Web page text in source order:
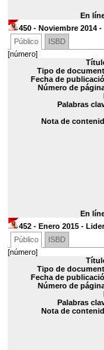
En
450 - Noviembre 2014
Público
ISBD
[número]
Tipo de
Fecha de
Número de
Palabras
Nota de
En
452 - Enero 2015 -
Público
ISBD
[número]
Tipo de
Fecha de
Número de
Palabras
Nota de